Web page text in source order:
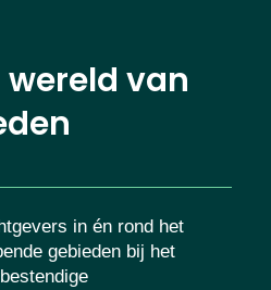
wereld van
in én rond het
gebieden bij het